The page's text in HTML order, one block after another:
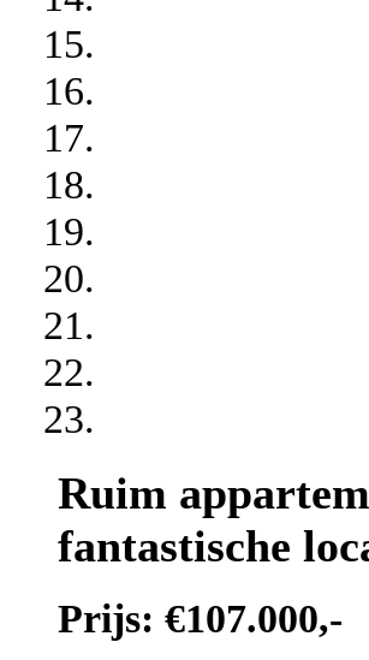
Ruim
fantastische
Prijs: €107.000,-